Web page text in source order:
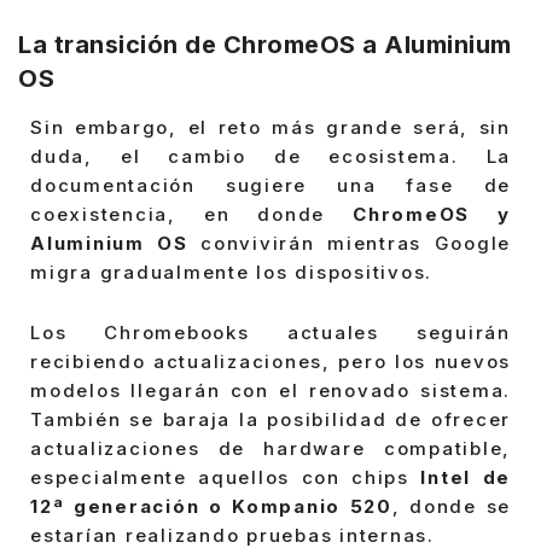
La transición de ChromeOS a Aluminium
OS
Sin embargo, el reto más grande será, sin
duda, el cambio de ecosistema. La
documentación sugiere una fase de
coexistencia, en donde ChromeOS y
Aluminium OS convivirán mientras Google
migra gradualmente los dispositivos.
Los Chromebooks actuales seguirán
recibiendo actualizaciones, pero los nuevos
modelos llegarán con el renovado sistema.
También se baraja la posibilidad de ofrecer
actualizaciones de hardware compatible,
especialmente aquellos con chips Intel de
12ª generación o Kompanio 520
, donde se
estarían realizando pruebas internas.